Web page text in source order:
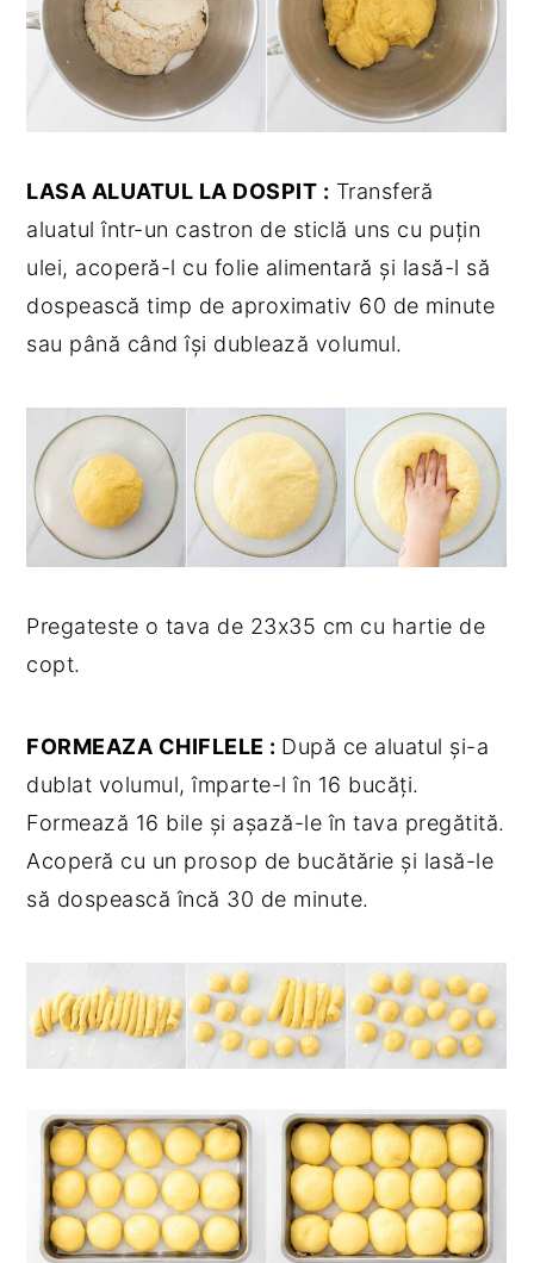
LASA ALUATUL LA DOSPIT : Transferă
aluatul într-un castron de sticlă uns cu puțin
ulei, acoperă-l cu folie alimentară și lasă-l să
dospească timp de aproximativ 60 de minute
sau până când își dublează volumul.
Pregateste o tava de 23x35 cm cu hartie de
copt.
FORMEAZA CHIFLELE : După ce aluatul și-a
dublat volumul, împarte-l în 16 bucăți.
Formează 16 bile și așază-le în tava pregătită.
Acoperă cu un prosop de bucătărie și lasă-le
să dospească încă 30 de minute.